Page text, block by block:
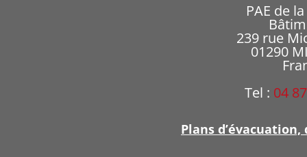
PAE de
239 rue
01290
Tel : 04
Plans